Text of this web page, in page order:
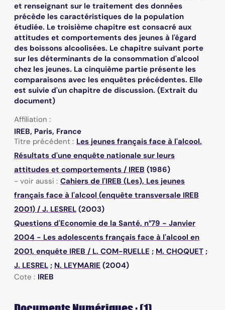
et renseignant sur le traitement des données
précède les caractéristiques de la population
étudiée. Le troisième chapitre est consacré aux
attitudes et comportements des jeunes à l'égard
des boissons alcoolisées. Le chapitre suivant porte
sur les déterminants de la consommation d'alcool
chez les jeunes. La cinquième partie présente les
comparaisons avec les enquêtes précédentes. Elle
est suivie d'un chapitre de discussion. (Extrait du
document)
Affiliation :
IREB, Paris, France
Titre précédent : Les jeunes français face à l'alcool.
Résultats d'une enquête nationale sur leurs
attitudes et comportements / IREB (1986)
- voir aussi : Cahiers de l'IREB (Les), Les jeunes
français face à l'alcool (enquête transversale IREB
2001) / J. LESREL (2003)
Questions d'Economie de la Santé, n°79 - Janvier
2004 - Les adolescents français face à l'alcool en
2001, enquête IREB / L. COM-RUELLE ; M. CHOQUET ;
J. LESREL ; N. LEYMARIE (2004)
Cote : IREB